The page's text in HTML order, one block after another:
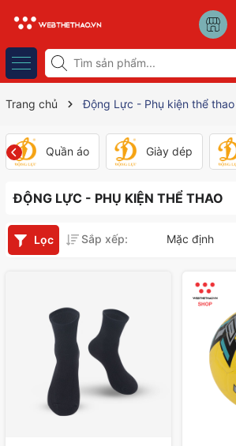
Trang chủ Động Lực - Phụ kiện thể thao
Quần áo Giày dép
ĐỘNG LỰC - PHỤ KIỆN THỂ THAO
Lọc Sắp xếp: Mặc định